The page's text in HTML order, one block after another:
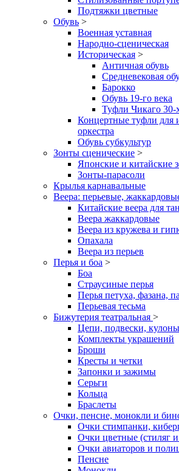
Подтяжки цветные
Обувь >
Военная уставная
Народно-сценическая
Историческая >
Античная обувь
Средневековая
Барокко
Обувь 19-го века
Туфли Чикаго 30-
Концертные туфли для
оркестра
Обувь субкультур
Зонты сценические >
Японские и китайские
Зонты-парасоли
Крылья карнавальные
Веера: перьевые,
Китайские веера для
Веера жаккардовые
Веера из кружева и
Опахала
Веера из перьев
Перья и боа >
Боа
Страусиные перья
Перья петуха, фазана,
Перьевая тесьма
Бижутерия театральная >
Цепи, подвески, кулоны
Комплекты украшений
Броши
Кресты и четки
Запонки и зажимы
Серьги
Кольца
Браслеты
Очки, пенсне, монокли и
Очки стимпанки,
Очки цветные (стиляг
Очки авиаторов и
Пенсне